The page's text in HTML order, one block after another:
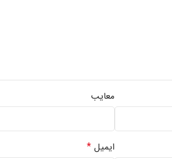
معایب
ایمیل *